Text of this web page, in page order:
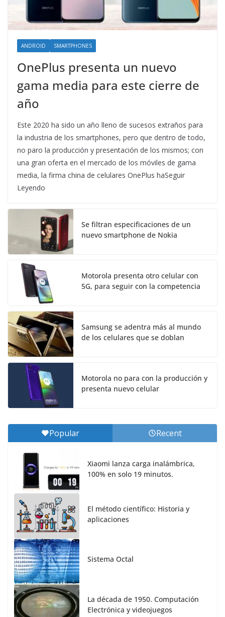
ANDROID SMARTPHONES
OnePlus presenta un nuevo
gama media para este cierre de
año
Este 2020 ha sido un año lleno de sucesos extraños para
la industria de los smartphones, pero que dentro de todo,
no paro la producción y presentación de los mismos; con
una gran oferta en el mercado de los móviles de gama
media, la firma china de celulares OnePlus haSeguir
Leyendo
Se filtran especificaciones de un
nuevo smartphone de Nokia
Motorola presenta otro celular con
5G, para seguir con la competencia
Samsung se adentra más al mundo
de los celulares que se doblan
Motorola no para con la producción y
presenta nuevo celular
Popular Recent
Xiaomi lanza carga inalámbrica,
100% en solo 19 minutos.
El método científico: Historia y
aplicaciones
Sistema Octal
La década de 1950. Computación
Electrónica y videojuegos